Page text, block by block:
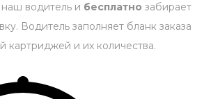
водитель и бесплатно забирает
Водитель заполняет бланк заказа
картриджей и их количества.